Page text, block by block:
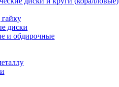
диски
и обдирочные